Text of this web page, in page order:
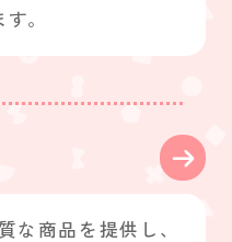
。
な商品を提供し、